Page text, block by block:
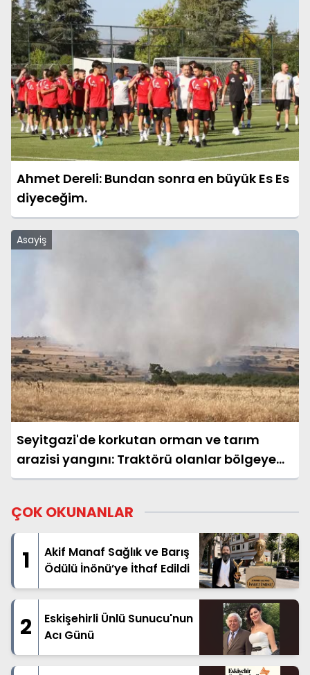
Ahmet Dereli: Bundan sonra en büyük Es Es
diyeceğim.
Asayiş
Seyitgazi'de korkutan orman ve tarım
arazisi yangını: Traktörü olanlar bölgeye
çağrıldı
ÇOK OKUNANLAR
1
Akif Manaf Sağlık ve Barış
Ödülü İnönü’ye İthaf Edildi
2
Eskişehirli Ünlü Sunucu'nun
Acı Günü